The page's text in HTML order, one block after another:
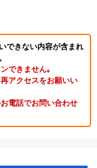
できない内容が含まれ
できません｡
アクセスをお願いい
電話でお問い合わせ